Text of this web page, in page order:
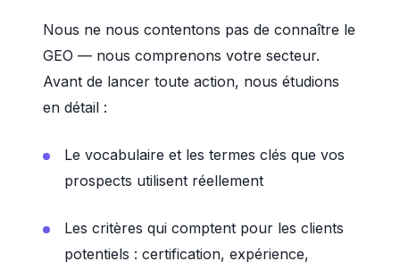
Nous ne nous contentons pas de connaître le
GEO — nous comprenons votre secteur.
Avant de lancer toute action, nous étudions
en détail :
Le vocabulaire et les termes clés que vos
prospects utilisent réellement
Les critères qui comptent pour les clients
potentiels : certification, expérience,